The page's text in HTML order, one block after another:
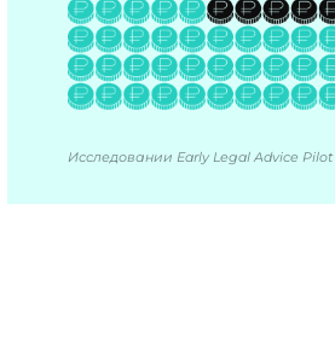
Исследовании Early Legal Advice Pilot